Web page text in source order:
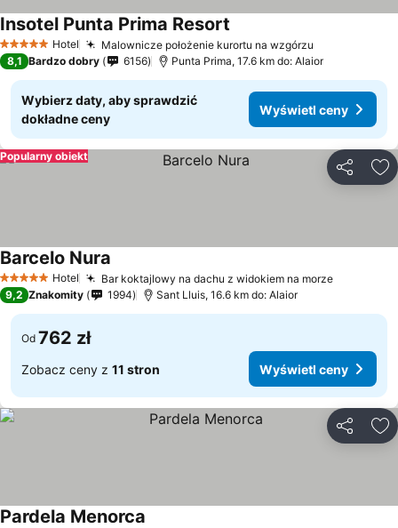
5 KategoriaHotel Malownicze położenie kurortu na wzgórzu
Insotel Punta Prima Resort
8,1 Bardzo dobry 6156 Punta Prima, 17.6 km do: Alaior
Wybierz daty, aby sprawdzić
dokładne ceny
Wyświetl ceny
Popularny obiekt
5 KategoriaHotel Bar koktajlowy na dachu z widokiem na morzeWyświetl
Barcelo Nura
9,2 Znakomity 1994 Sant Lluis, 16.6 km do: Alaior
Od 762 zł
Zobacz ceny z 11 stron Wyświetl ceny
Pardela Menorca